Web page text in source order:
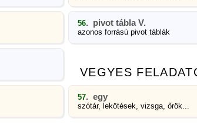
56. pivot tábla V.
azonos forrású pivot táblák
VEGYES
57. egy
szótár, lekötések, vizsga, őrök...